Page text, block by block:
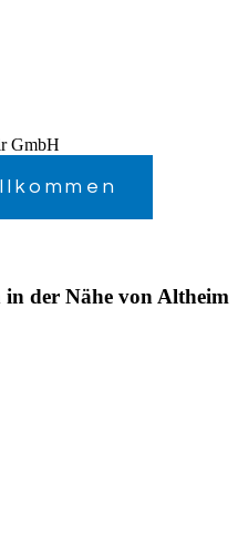
GmbH
der Nähe von Altheim